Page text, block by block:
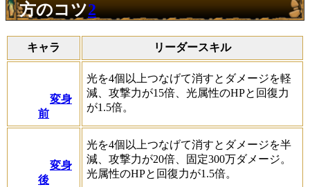
方のコツ2
キャラ リーダースキル
変身
前
光を4個以上つなげて消すとダメージを軽
減、攻撃力が15倍、光属性のHPと回復力
が1.5倍。
変身
後
光を4個以上つなげて消すとダメージを半
減、攻撃力が20倍、固定300万ダメージ。
光属性のHPと回復力が1.5倍。